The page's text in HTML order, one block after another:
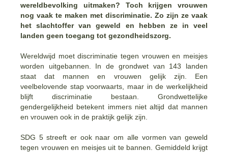
wereldbevolking uitmaken? Toch krijgen vrouwen
nog vaak te maken met discriminatie. Zo zijn ze vaak
het slachtoffer van geweld en hebben ze in veel
landen geen toegang tot gezondheidszorg.
Wereldwijd moet discriminatie tegen vrouwen en meisjes
worden uitgebannen. In de grondwet van 143 landen
staat dat mannen en vrouwen gelijk zijn. Een
veelbelovende stap voorwaarts, maar in de werkelijkheid
blijft discriminatie bestaan. Grondwettelijke
gendergelijkheid betekent immers niet altijd dat mannen
en vrouwen ook in de praktijk gelijk zijn.
SDG 5 streeft er ook naar om alle vormen van geweld
tegen vrouwen en meisjes uit te bannen. Gemiddeld krijgt